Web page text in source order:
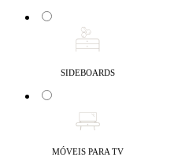
SIDEBOARDS
MÓVEIS PARA TV